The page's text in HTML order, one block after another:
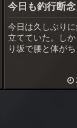
今日も釣行断念
今日は久しぶり
立てていた。し
り坂で腰と体が
変更を考えたが
水温などを考え
入れてある。それ